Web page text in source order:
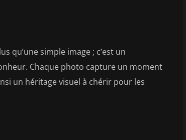
qu’une simple image ; c’est un
Chaque photo capture un moment
un héritage visuel à chérir pour les